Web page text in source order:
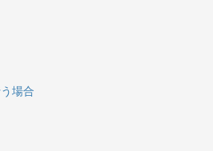
場合